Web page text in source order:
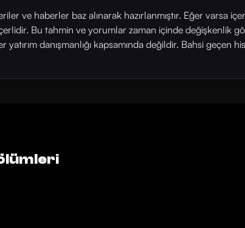
ve haberler baz alınarak hazırlanmıştır. Eğer varsa
Bu tahmin ve yorumlar zaman içinde değişkenlik
danışmanlığı kapsamında değildir. Bahsi geçen